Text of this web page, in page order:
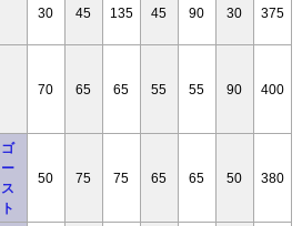
30 45 135 45 90 30 375
70 65 65 55 55 90 400
ゴ
ー
ス
ト
50 75 75 65 65 50 380